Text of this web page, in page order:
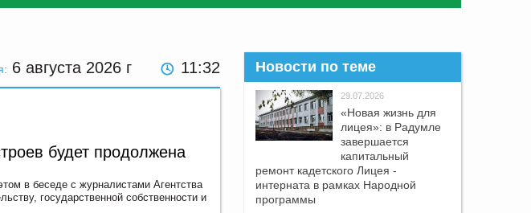
6 августа 2026 г 11 32
будет продолжена
в беседе с журналистами Агентства
государственной собственности и
Новости по теме
29.07.2026
«Новая жизнь для
лицея»: в Радумле
завершается
капитальный
ремонт кадетского Лицея -
интерната в рамках Народной
программы